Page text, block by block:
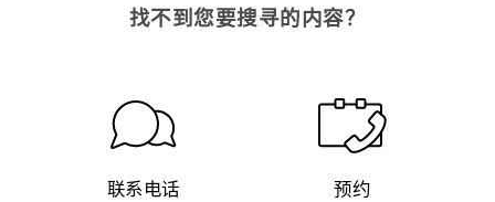
找不到您要搜寻的内容？
联系电话 预约